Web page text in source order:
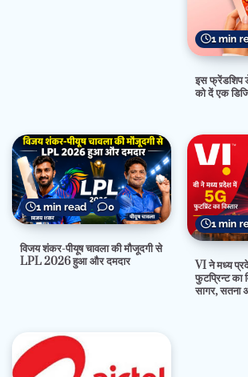
1 min
इस फ्रेंडशिप
को दें एक
1 min read 0
विजय शंकर-पीयूष चावला की मौजूदगी से
LPL 2026 हुआ और दमदार
1 min
VI ने मध्य
फुटप्रिन्ट का
सागर, सतना